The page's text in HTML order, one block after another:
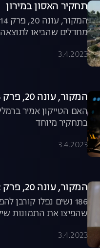
תחקיר האסון במירון
מחדלים שהביאו
3.4.2023
המקור, עונה 20, פרק 13: מלכודת לשופט?
האם הטייקון אמיר
בתחקיר מיוחד
3.4.2023
המקור, עונה 20, פרק 12: פרשת ניצול הנשים ברשת
186 נשים נפלו
שהפיצו את התמונות
3.4.2023